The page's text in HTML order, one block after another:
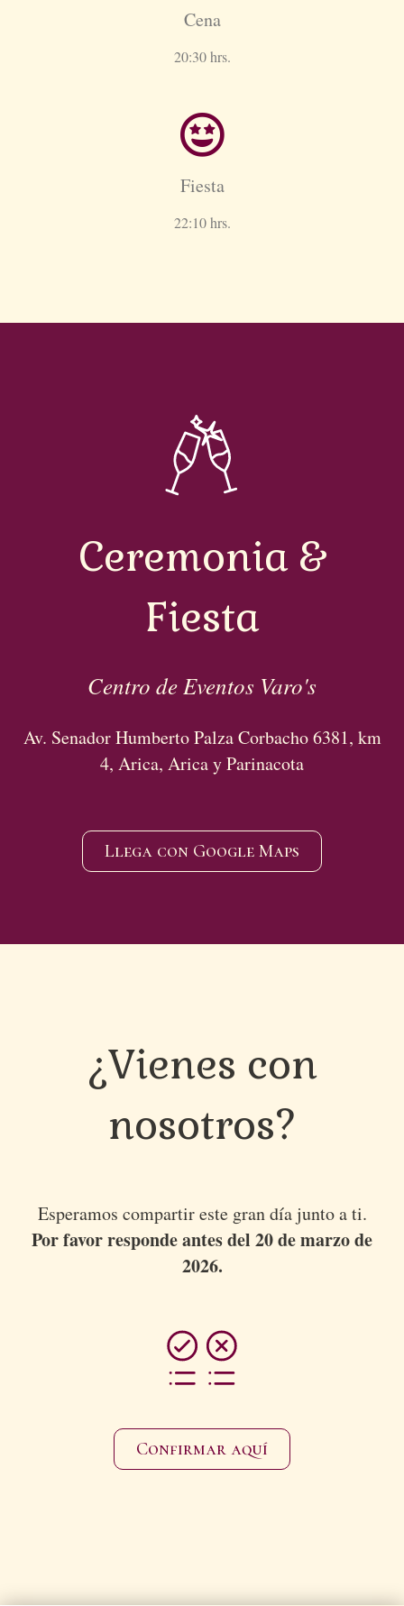
Cena
20:30 hrs.
Fiesta
22:10 hrs.
Ceremonia &
Fiesta
Centro de Eventos Varo's
Av. Senador Humberto Palza Corbacho 6381, km
4, Arica, Arica y Parinacota
Llega con Google Maps
¿Vienes con
nosotros?
Esperamos compartir este gran día junto a ti.
Por favor responde antes del 20 de marzo de
2026.
Confirmar aquí